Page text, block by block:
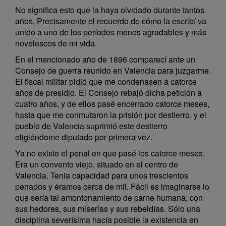
No significa esto que la haya olvidado durante tantos
años. Precisamente el recuerdo de cómo la escribí va
unido a uno de los períodos menos agradables y más
novelescos de mi vida.
En el mencionado año de 1896 comparecí ante un
Consejo de guerra reunido en Valencia para juzgarme.
El fiscal militar pidió que me condenasen a catorce
años de presidio. El Consejo rebajó dicha petición a
cuatro años, y de ellos pasé encerrado catorce meses,
hasta que me conmutaron la prisión por destierro, y el
pueblo de Valencia suprimió este destierro
eligiéndome diputado por primera vez.
Ya no existe el penal en que pasé los catorce meses.
Era un convento viejo, situado en el centro de
Valencia. Tenia capacidad para unos trescientos
penados y éramos cerca de mil. Fácil es imaginarse lo
que sería tal amontonamiento de carne humana, con
sus hedores, sus miserias y sus rebeldías. Sólo una
disciplina severísima hacía posible la existencia en